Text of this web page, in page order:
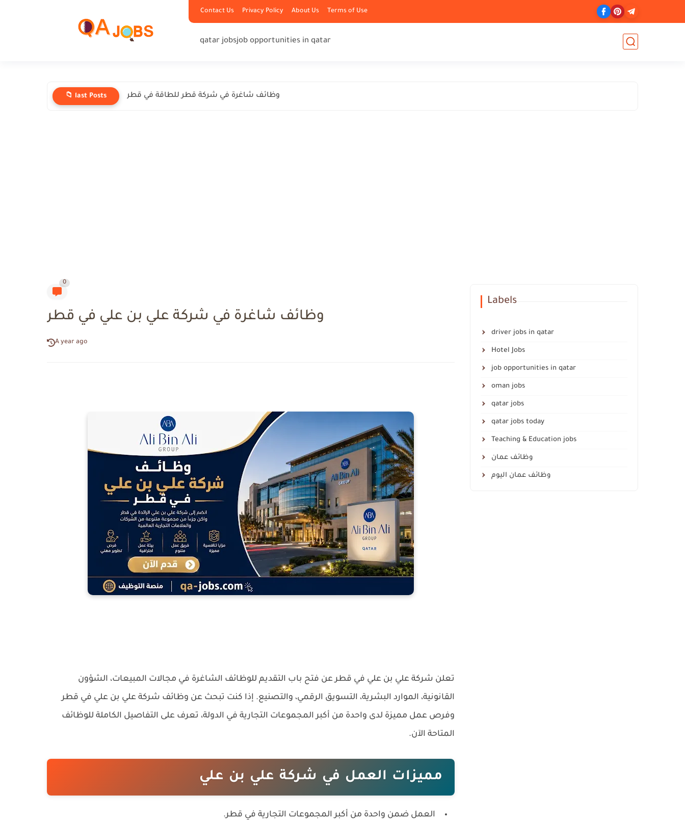
Contact Us Privacy Policy About Us Terms of Use
qatar jobsjob opportunities in qatar
📁 last Posts وظائف شاغرة في شركة قطر للطاقة في قطر
0
وظائف شاغرة في شركة علي بن علي في قطر
A year ago
تعلن شركة علي بن علي في قطر عن فتح باب التقديم للوظائف الشاغرة في مجالات المبيعات، الشؤون
القانونية، الموارد البشرية، التسويق الرقمي، والتصنيع. إذا كنت تبحث عن وظائف شركة علي بن علي في قطر
وفرص عمل مميزة لدى واحدة من أكبر المجموعات التجارية في الدولة، تعرف على التفاصيل الكاملة للوظائف
المتاحة الآن.
مميزات العمل في شركة علي بن علي
العمل ضمن واحدة من أكبر المجموعات التجارية في قطر.
Labels
driver jobs in qatar
Hotel Jobs
job opportunities in qatar
oman jobs
qatar jobs
qatar jobs today
Teaching & Education jobs
وظائف عمان
وظائف عمان اليوم